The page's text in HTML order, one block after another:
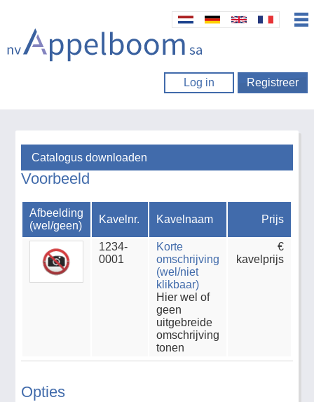
Log in Registreer
Catalogus downloaden
Voorbeeld
Afbeelding
(wel/geen)
Kavelnr. Kavelnaam Prijs
1234-
0001
Korte
omschrijving
(wel/niet
klikbaar)
Hier wel of
geen
uitgebreide
omschrijving
tonen
€
kavelprijs
Opties